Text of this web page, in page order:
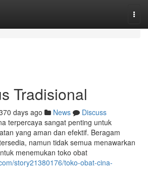
Tradisional
days ago News
Discuss
terpercaya sangat penting untuk
yang aman dan efektif. Beragam
namun tidak semua menawarkan
menemukan toko obat
story21380176/toko-obat-cina-